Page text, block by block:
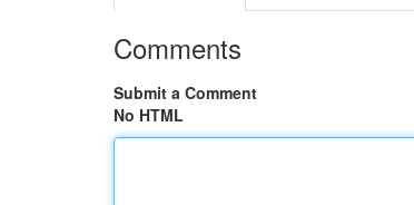
Comments
Submit a Comment
No HTML